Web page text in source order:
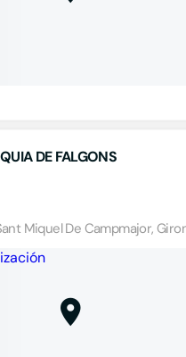
DE FALGONS
Miquel De Campmajor,